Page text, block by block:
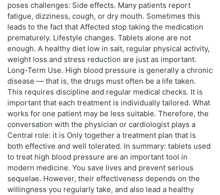
poses challenges: Side effects. Many patients report
fatigue, dizziness, cough, or dry mouth. Sometimes this
leads to the fact that Affected stop taking the medication
prematurely. Lifestyle changes. Tablets alone are not
enough. A healthy diet low in salt, regular physical activity,
weight loss and stress reduction are just as important.
Long-Term Use. High blood pressure is generally a chronic
disease — that is, the drugs must often be a life taken.
This requires discipline and regular medical checks. It is
important that each treatment is individually tailored. What
works for one patient may be less suitable. Therefore, the
conversation with the physician or cardiologist plays a
Central role: it is Only together a treatment plan that is
both effective and well tolerated. In summary: tablets used
to treat high blood pressure are an important tool in
modern medicine. You save lives and prevent serious
sequelae. However, their effectiveness depends on the
willingness you regularly take, and also lead a healthy